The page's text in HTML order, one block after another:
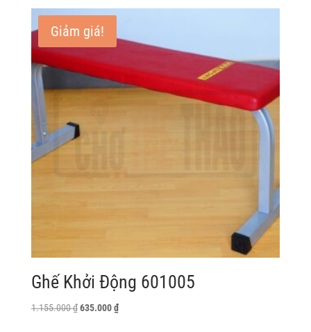
Giảm giá!
Ghế Khởi Động 601005
1.155.000₫ Giá
635.000₫Giá